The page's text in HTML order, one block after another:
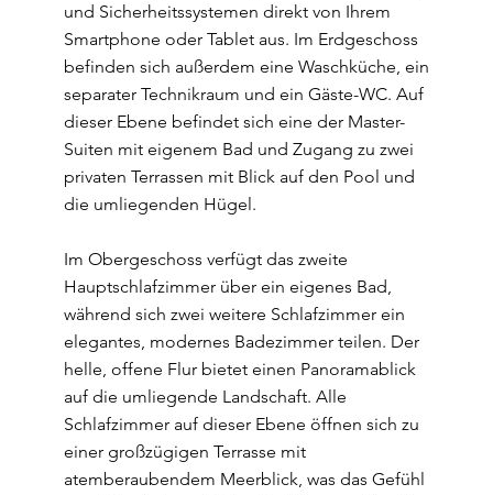
und Sicherheitssystemen direkt von Ihrem
Smartphone oder Tablet aus. Im Erdgeschoss
befinden sich außerdem eine Waschküche, ein
separater Technikraum und ein Gäste-WC. Auf
dieser Ebene befindet sich eine der Master-
Suiten mit eigenem Bad und Zugang zu zwei
privaten Terrassen mit Blick auf den Pool und
die umliegenden Hügel.
Im Obergeschoss verfügt das zweite
Hauptschlafzimmer über ein eigenes Bad,
während sich zwei weitere Schlafzimmer ein
elegantes, modernes Badezimmer teilen. Der
helle, offene Flur bietet einen Panoramablick
auf die umliegende Landschaft. Alle
Schlafzimmer auf dieser Ebene öffnen sich zu
einer großzügigen Terrasse mit
atemberaubendem Meerblick, was das Gefühl